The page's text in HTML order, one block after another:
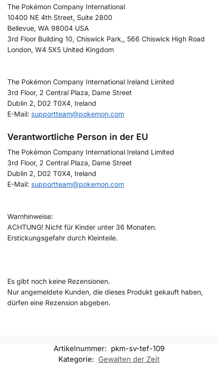
The Pokémon Company International
10400 NE 4th Street, Suite 2800
Bellevue, WA 98004 USA
3rd Floor Building 10, Chiswick Park,, 566 Chiswick High Road
London, W4 5X5 United Kingdom
The Pokémon Company International Ireland Limited
3rd Floor, 2 Central Plaza, Dame Street
Dublin 2, D02 T0X4, Ireland
E-Mail: supportteam@pokemon.com
Verantwortliche Person in der EU
The Pokémon Company International Ireland Limited
3rd Floor, 2 Central Plaza, Dame Street
Dublin 2, D02 T0X4, Ireland
E-Mail: supportteam@pokemon.com
Warnhinweise:
ACHTUNG! Nicht für Kinder unter 36 Monaten.
Erstickungsgefahr durch Kleinteile.
Es gibt noch keine Rezensionen.
Nur angemeldete Kunden, die dieses Produkt gekauft haben,
dürfen eine Rezension abgeben.
Artikelnummer: pkm-sv-tef-109
Kategorie: Gewalten der Zeit